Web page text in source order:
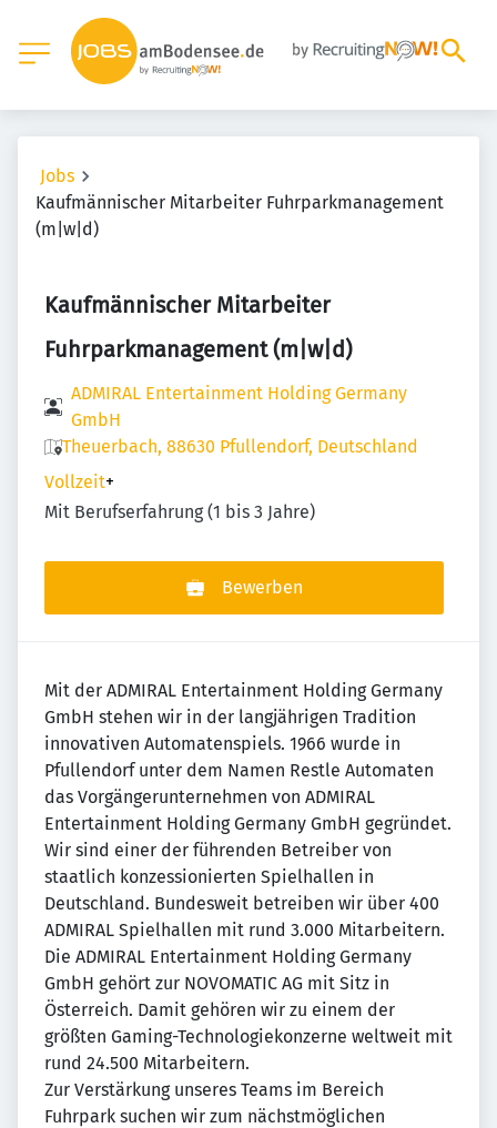
Jobs
Kaufmännischer Mitarbeiter Fuhrparkmanagement
(m|w|d)
Kaufmännischer Mitarbeiter
Fuhrparkmanagement (m|w|d)
ADMIRAL Entertainment Holding Germany
GmbH
Theuerbach, 88630 Pfullendorf, Deutschland
Vollzeit+
Mit Berufserfahrung (1 bis 3 Jahre)
Bewerben
Mit der ADMIRAL Entertainment Holding Germany
GmbH stehen wir in der langjährigen Tradition
innovativen Automatenspiels. 1966 wurde in
Pfullendorf unter dem Namen Restle Automaten
das Vorgängerunternehmen von ADMIRAL
Entertainment Holding Germany GmbH gegründet.
Wir sind einer der führenden Betreiber von
staatlich konzessionierten Spielhallen in
Deutschland. Bundesweit betreiben wir über 400
ADMIRAL Spielhallen mit rund 3.000 Mitarbeitern.
Die ADMIRAL Entertainment Holding Germany
GmbH gehört zur NOVOMATIC AG mit Sitz in
Österreich. Damit gehören wir zu einem der
größten Gaming-Technologiekonzerne weltweit mit
rund 24.500 Mitarbeitern.
Zur Verstärkung unseres Teams im Bereich
Fuhrpark suchen wir zum nächstmöglichen